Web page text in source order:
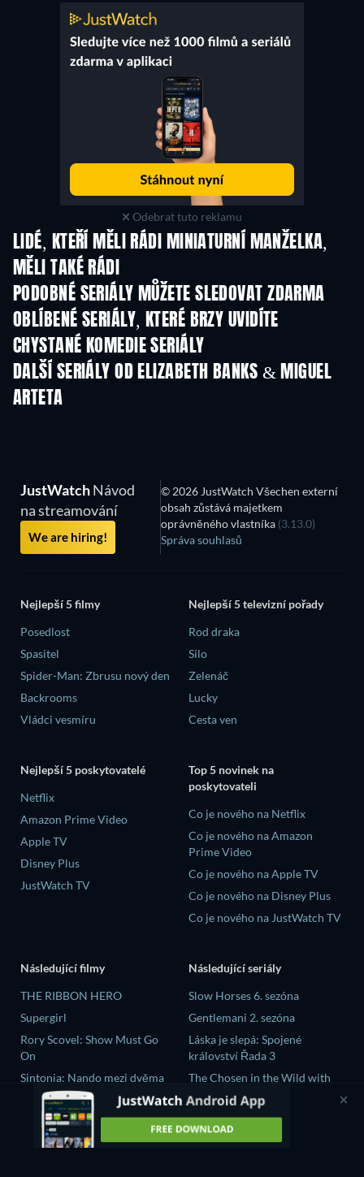
Odebrat tuto reklamu
LIDÉ, KTEŘÍ MĚLI RÁDI MINIATURNÍ MANŽELKA,
MĚLI TAKÉ RÁDI
PODOBNÉ SERIÁLY MŮŽETE SLEDOVAT ZDARMA
TV
OBLÍBENÉ SERIÁLY, KTERÉ BRZY UVIDÍTE
TV TV
CHYSTANÉ KOMEDIE SERIÁLY
Řada 6
DALŠÍ SERIÁLY OD ELIZABETH BANKS & MIGUEL
ARTETA
JustWatchNávod
na streamování
We are hiring!
© 2026 JustWatch Všechen externí
obsah zůstává majetkem
oprávněného vlastníka (3.13.0)
Správa souhlasů
Nejlepší 5 filmy
Posedlost
Spasitel
Spider-Man: Zbrusu nový den
Backrooms
Vládci vesmíru
Nejlepší 5 televizní pořady
Rod draka
Silo
Zelenáč
Lucky
Cesta ven
Nejlepší 5 poskytovatelé
Netflix
Amazon Prime Video
Apple TV
Disney Plus
JustWatch TV
Top 5 novinek na
poskytovateli
Co je nového na Netflix
Co je nového na Amazon
Prime Video
Co je nového na Apple TV
Co je nového na Disney Plus
Co je nového na JustWatch TV
Následující filmy
THE RIBBON HERO
Supergirl
Rory Scovel: Show Must Go
On
Sintonia: Nando mezi dvěma
světy
The Crystal Planet
Následující seriály
Slow Horses 6. sezóna
Gentlemani 2. sezóna
Láska je slepá: Spojené
království Řada 3
The Chosen in the Wild with
Bear Grylls 1. sezóna
大空港～GATE24～ Řada 1